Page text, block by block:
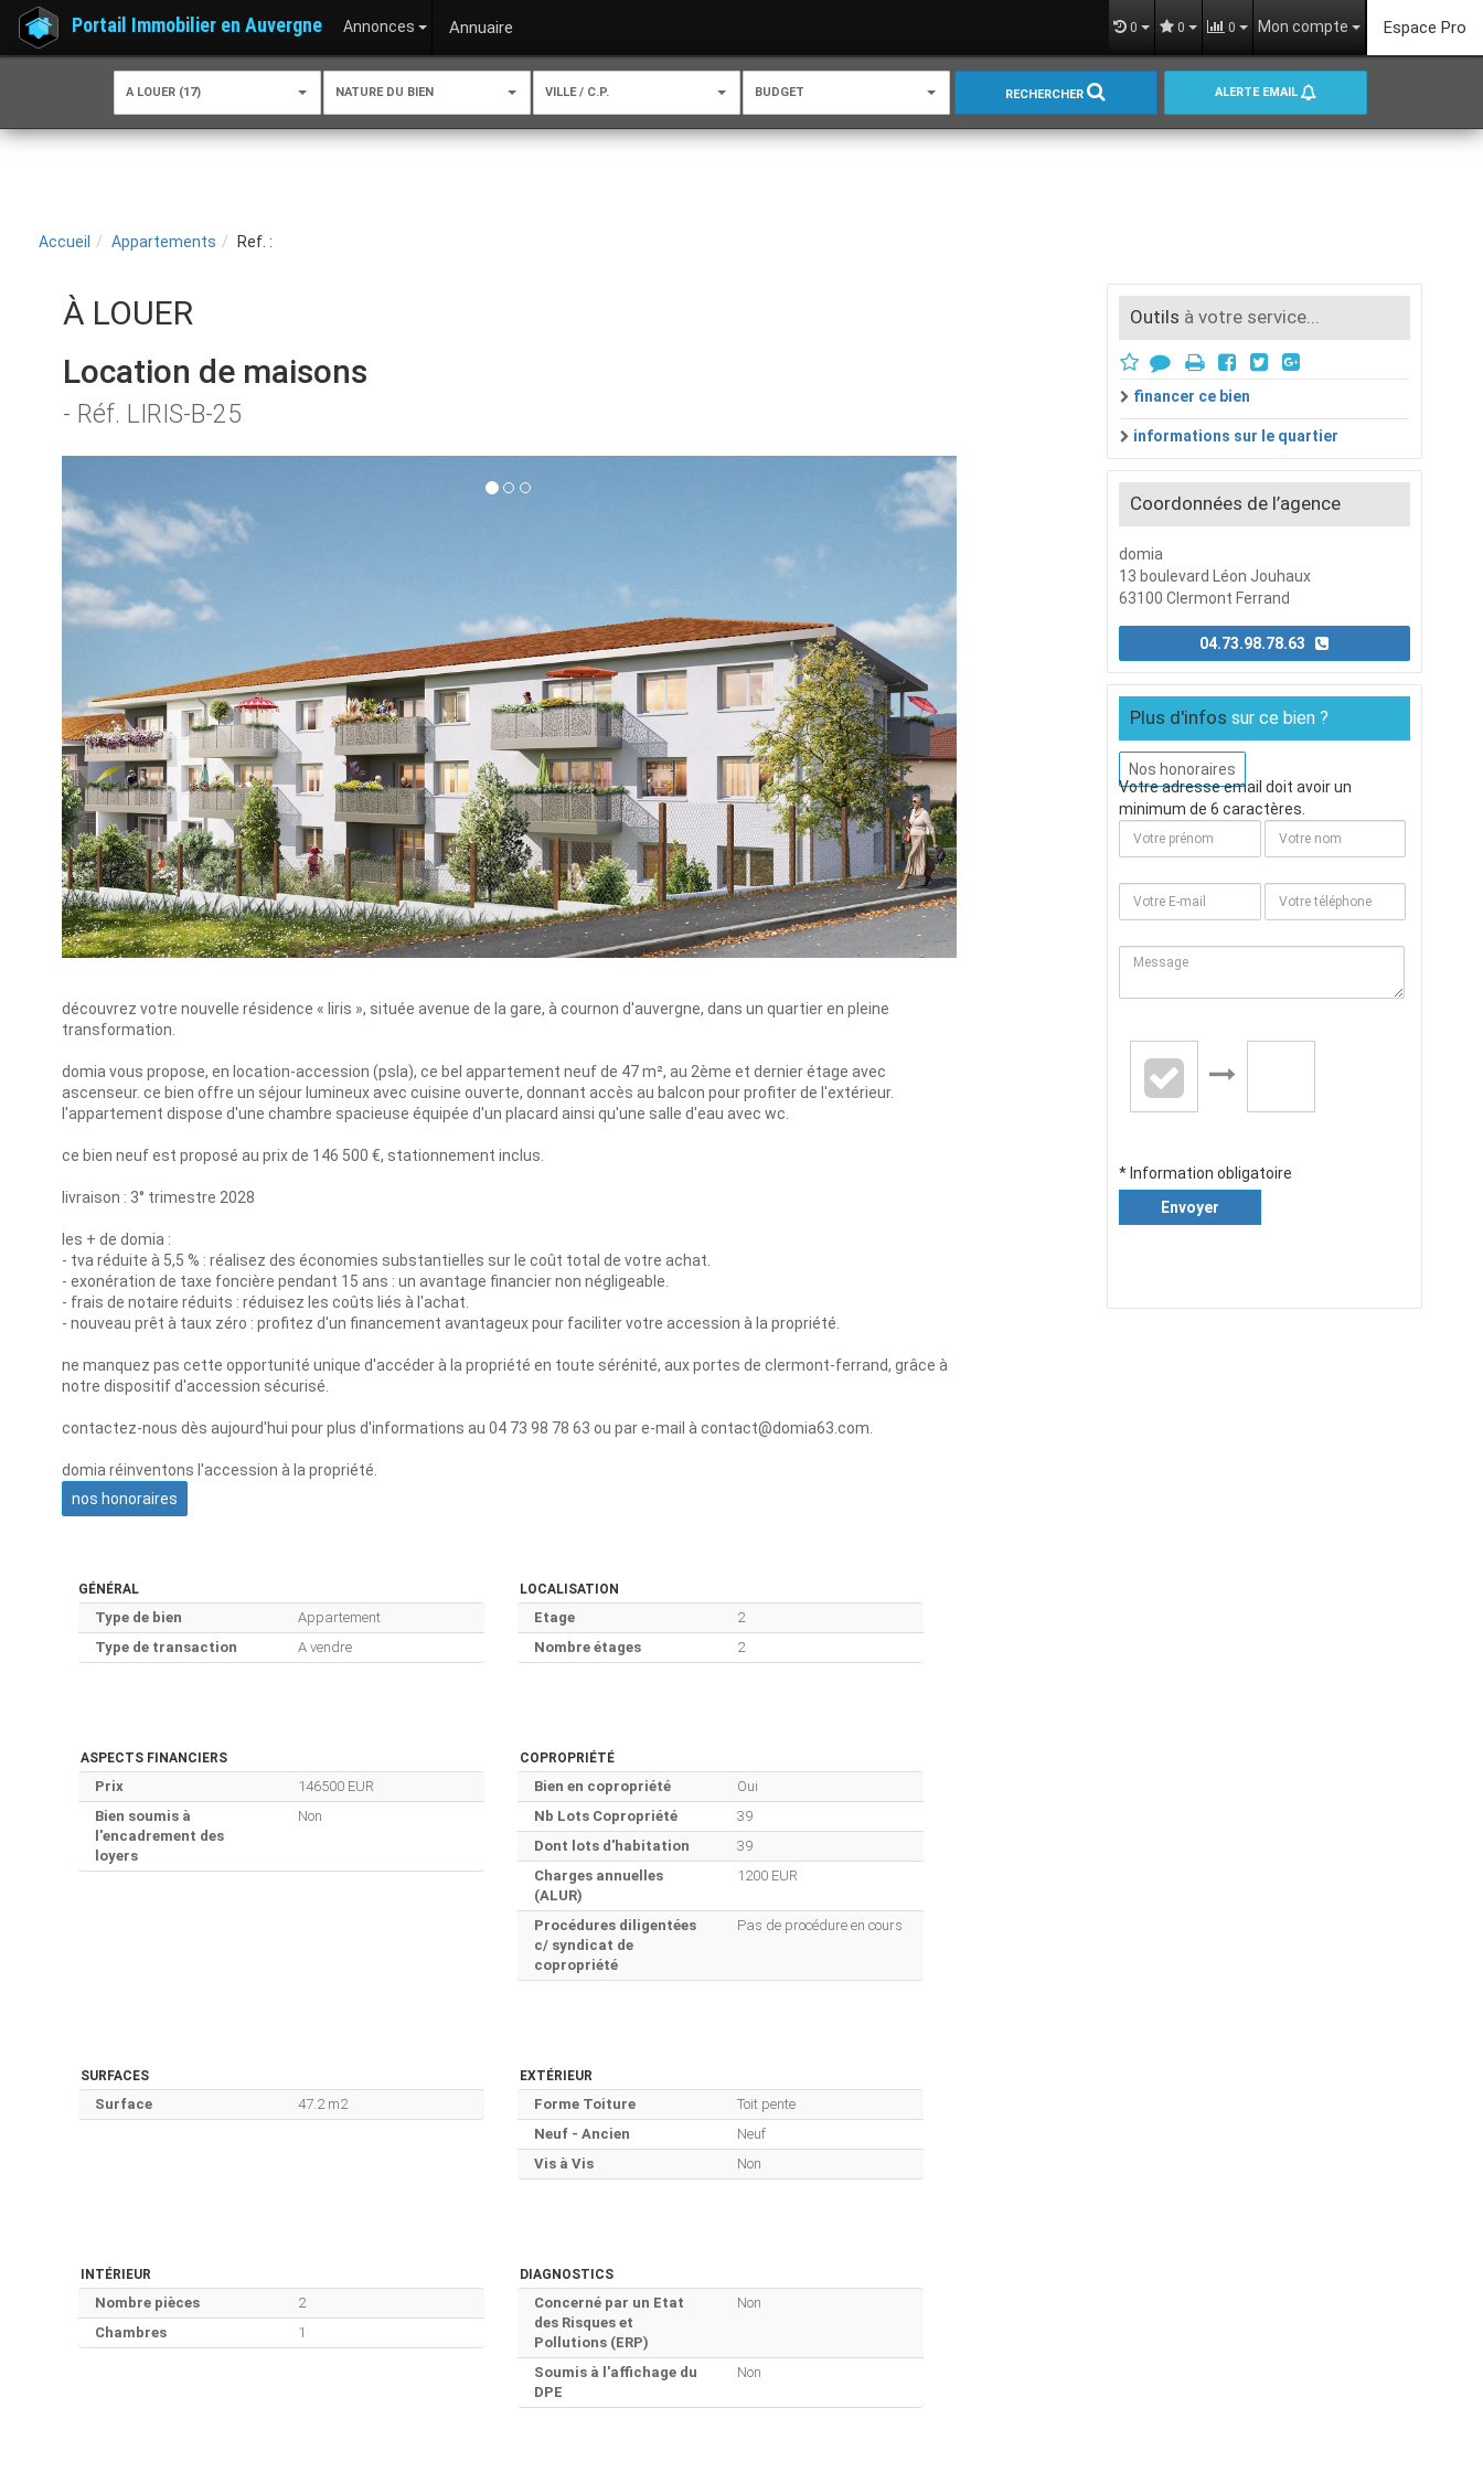
Portail Immobilier en Auvergne Annonces Annuaire 0 0 0 Mon compte Espace Pro
A LOUER (17) NATURE DU BIEN VILLE / C.P. BUDGET RECHERCHER ALERTE EMAIL
Accueil Appartements Ref. :
À LOUER
Location de maisons
- Réf. LIRIS-B-25
découvrez votre nouvelle résidence « liris », située avenue de la gare, à cournon d'auvergne, dans un quartier en pleine
transformation.
domia vous propose, en location-accession (psla), ce bel appartement neuf de 47 m², au 2ème et dernier étage avec
ascenseur. ce bien offre un séjour lumineux avec cuisine ouverte, donnant accès au balcon pour profiter de l'extérieur.
l'appartement dispose d'une chambre spacieuse équipée d'un placard ainsi qu'une salle d'eau avec wc.
ce bien neuf est proposé au prix de 146 500 €, stationnement inclus.
livraison : 3° trimestre 2028
les + de domia :
- tva réduite à 5,5 % : réalisez des économies substantielles sur le coût total de votre achat.
- exonération de taxe foncière pendant 15 ans : un avantage financier non négligeable.
- frais de notaire réduits : réduisez les coûts liés à l'achat.
- nouveau prêt à taux zéro : profitez d'un financement avantageux pour faciliter votre accession à la propriété.
ne manquez pas cette opportunité unique d'accéder à la propriété en toute sérénité, aux portes de clermont-ferrand, grâce à
notre dispositif d'accession sécurisé.
contactez-nous dès aujourd'hui pour plus d'informations au 04 73 98 78 63 ou par e-mail à contact@domia63.com.
domia réinventons l'accession à la propriété.
nos honoraires
GÉNÉRAL
Type de bien
Appartement
Type de transaction
A vendre
LOCALISATION
Etage
2
Nombre étages
2
ASPECTS FINANCIERS
Prix
146500 EUR
Bien soumis à
l'encadrement des
loyers
Non
COPROPRIÉTÉ
Bien en copropriété
Oui
Nb Lots Copropriété
39
Dont lots d'habitation
39
Charges annuelles
(ALUR)
1200 EUR
Procédures diligentées
c/ syndicat de
copropriété
Pas de procédure en cours
SURFACES
Surface 47.2 m2
EXTÉRIEUR
Forme Toiture
Toit pente
Neuf - Ancien
Neuf
Vis à Vis
Non
INTÉRIEUR
Nombre pièces
2
Chambres
1
DIAGNOSTICS
Concerné par un Etat
des Risques et
Pollutions (ERP)
Non
Soumis à l'affichage du
DPE
Non
Outils à votre service...
financer ce bien
informations sur le quartier
Coordonnées de l’agence
domia
13 boulevard Léon Jouhaux
63100 Clermont Ferrand
04.73.98.78.63
Plus d'infos sur ce bien ?
Nos honoraires
Votre adresse email doit avoir un
minimum de 6 caractères.
* Information obligatoire
Envoyer